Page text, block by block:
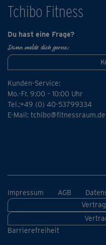
Tchibo Fitness
Du hast eine Frage?
Dann melde dich gerne:
Kunden-Service:
Mo.-Fr. 9:00 – 10:00 Uhr
Tel.:+49 (0) 40-53799334
E-Mail: tchibo@fitnessraum.de
Impressum AGB
Barrierefreiheit